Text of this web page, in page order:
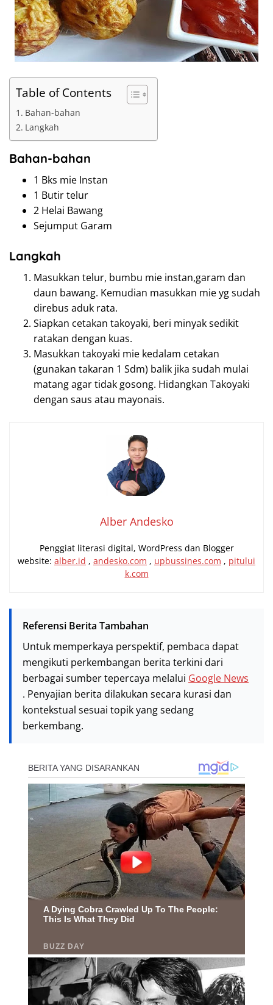
Table of Contents
Bahan-bahan
Langkah
Bahan-bahan
1 Bks mie Instan
1 Butir telur
2 Helai Bawang
Sejumput Garam
Langkah
Masukkan telur, bumbu mie instan,garam dan
daun bawang. Kemudian masukkan mie yg sudah
direbus aduk rata.
Siapkan cetakan takoyaki, beri minyak sedikit
ratakan dengan kuas.
Masukkan takoyaki mie kedalam cetakan
(gunakan takaran 1 Sdm) balik jika sudah mulai
matang agar tidak gosong. Hidangkan Takoyaki
dengan saus atau mayonais.
Alber Andesko
Penggiat literasi digital, WordPress dan Blogger
website: alber.id , andesko.com , upbussines.com , pitului
k.com
Referensi Berita Tambahan
Untuk memperkaya perspektif, pembaca dapat
mengikuti perkembangan berita terkini dari
berbagai sumber tepercaya melalui Google News
. Penyajian berita dilakukan secara kurasi dan
kontekstual sesuai topik yang sedang
berkembang.